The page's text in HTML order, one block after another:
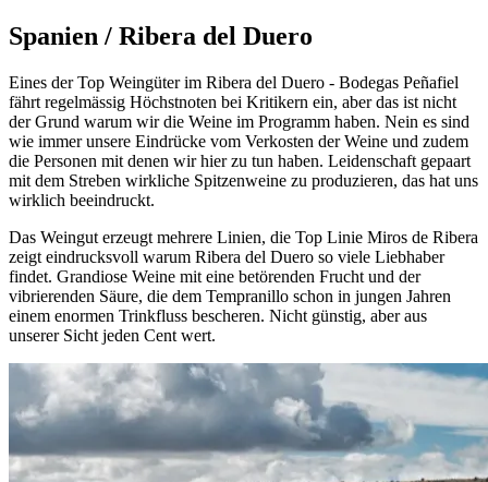
Spanien / Ribera del Duero
Eines der Top Weingüter im Ribera del Duero - Bodegas Peñafiel
fährt regelmässig Höchstnoten bei Kritikern ein, aber das ist nicht
der Grund warum wir die Weine im Programm haben. Nein es sind
wie immer unsere Eindrücke vom Verkosten der Weine und zudem
die Personen mit denen wir hier zu tun haben. Leidenschaft gepaart
mit dem Streben wirkliche Spitzenweine zu produzieren, das hat uns
wirklich beeindruckt.
Das Weingut erzeugt mehrere Linien, die Top Linie Miros de Ribera
zeigt eindrucksvoll warum Ribera del Duero so viele Liebhaber
findet. Grandiose Weine mit eine betörenden Frucht und der
vibrierenden Säure, die dem Tempranillo schon in jungen Jahren
einem enormen Trinkfluss bescheren. Nicht günstig, aber aus
unserer Sicht jeden Cent wert.